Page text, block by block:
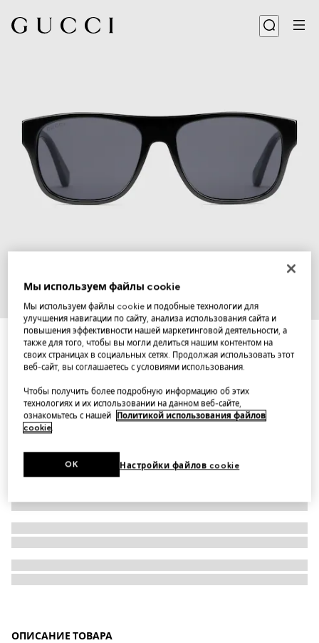
3
Солнцезащитные очки в прямоугольной оправе
ОПИСАНИЕ ТОВАРА
Мы используем файлы cookie
Мы используем файлы cookie и подобные технологии для
улучшения навигации по сайту, анализа использования сайта и
повышения эффективности нашей маркетинговой деятельности, а
также для того, чтобы вы могли делиться нашим контентом на
своих страницах в социальных сетях. Продолжая использовать этот
веб-сайт, вы соглашаетесь с условиями использования.
Чтобы получить более подробную информацию об этих
технологиях и их использовании на данном веб-сайте,
ознакомьтесь с нашей
Политикой использования файлов
cookie.
Настройки файлов cookie
OK